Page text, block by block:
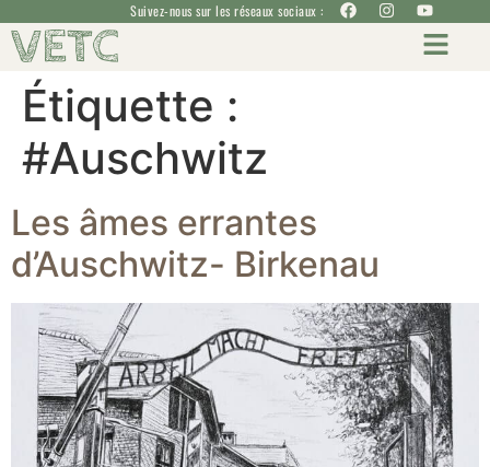
Suivez-nous sur les réseaux sociaux :
VETC
Étiquette :
#Auschwitz
Les âmes errantes
d’Auschwitz- Birkenau